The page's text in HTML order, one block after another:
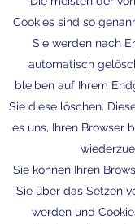
Cookies sind so
Sie werden nach
automatisch
bleiben auf Ihrem
Sie diese löschen.
es uns, Ihren Browser
Sie können Ihren
Sie über das Setzen
werden und